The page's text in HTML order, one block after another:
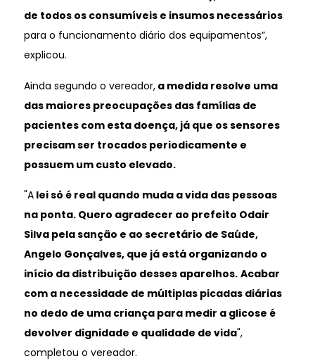
de todos os consumíveis e insumos necessários
para o funcionamento diário dos equipamentos”,
explicou.
Ainda segundo o vereador,a medida resolve uma
das maiores preocupações das famílias de
pacientes com esta doença, já que os sensores
precisam ser trocados periodicamente e
possuem um custo elevado.
"Alei só é real quando muda a vida das pessoas
na ponta. Quero agradecer ao prefeito Odair
Silva pela sanção e ao secretário de Saúde,
Angelo Gonçalves, que já está organizando o
início da distribuição desses aparelhos. Acabar
com a necessidade de múltiplas picadas diárias
no dedo de uma criança para medir a glicose é
devolver dignidade e qualidade de vida",
completou o vereador.